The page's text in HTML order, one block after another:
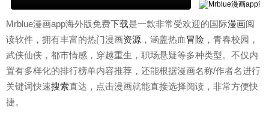
Mrblue漫画app海外版免费下载是一款非常受欢迎的国际漫画阅
读软件，拥有丰富的热门漫画资源 ，涵盖热血 冒险 ，青春校园，
武侠仙侠，都市情感，穿越重生，职场悬疑等多种类型。不仅内
置有多样化的排行榜单内容推荐，还能根据漫画名称/作者名进行
关键词快速搜索直达，点击漫画就能直接选择阅读，非常方便快
捷。